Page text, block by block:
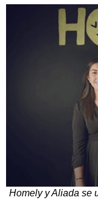
Homely y Aliada se